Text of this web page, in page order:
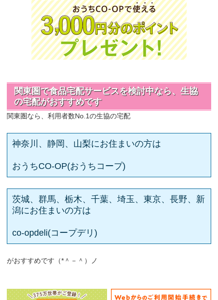
関東圏で食品宅配サービスを検討中なら、生協
の宅配がおすすめです
関東圏なら、利用者数No.1の生協の宅配
神奈川、静岡、山梨にお住まいの方は
おうちCO-OP(おうちコープ)
茨城、群馬、栃木、千葉、埼玉、東京、長野、新
潟にお住まいの方は
co-opdeli(コープデリ)
がおすすめです（*＾－＾）ノ